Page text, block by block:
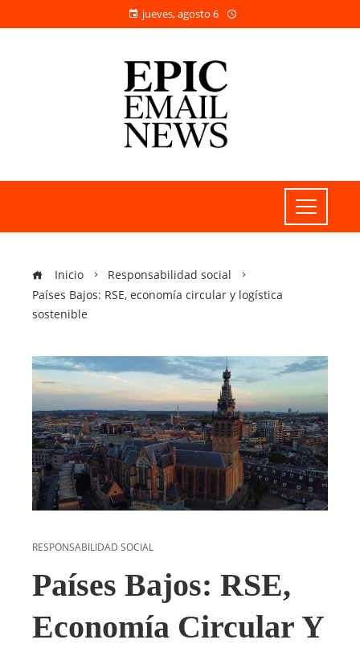
jueves, agosto 6
Inicio
Responsabilidad social
Países Bajos: RSE, economía circular y logística
sostenible
RESPONSABILIDAD SOCIAL
Países Bajos: RSE,
Economía Circular Y